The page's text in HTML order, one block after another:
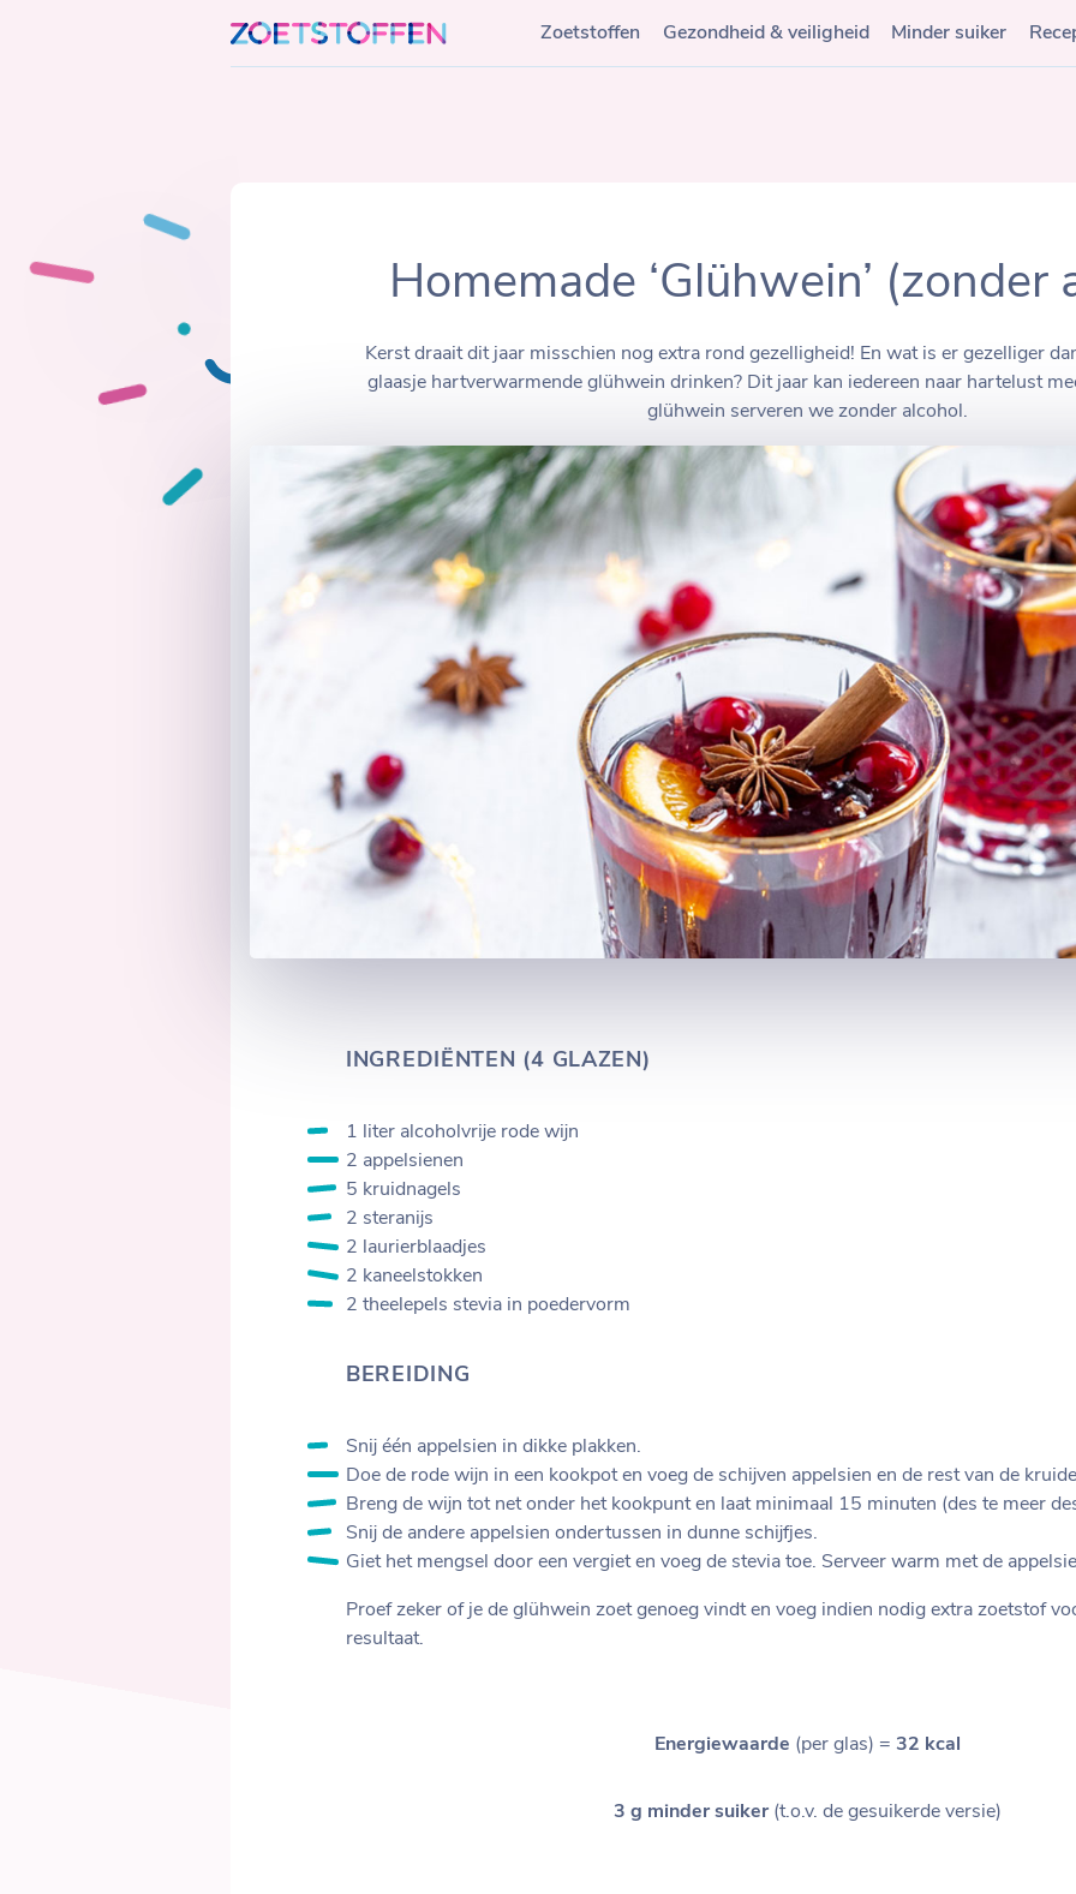
to
content
Zoetstoffen Gezondheid & veiligheid Minder suiker
Homemade ‘Glühwein’ (zonder
Kerst draait dit jaar misschien nog extra rond gezelligheid! En wat is er gezelliger
glaasje hartverwarmende glühwein drinken? Dit jaar kan iedereen naar hartelust
glühwein serveren we zonder alcohol.
INGREDIËNTEN (4 GLAZEN)
1 liter alcoholvrije rode wijn
2 appelsienen
5 kruidnagels
2 steranijs
2 laurierblaadjes
2 kaneelstokken
2 theelepels stevia in poedervorm
BEREIDING
Snij één appelsien in dikke plakken.
Doe de rode wijn in een kookpot en voeg de schijven appelsien en de rest van de
Breng de wijn tot net onder het kookpunt en laat minimaal 15 minuten (des te meer
Snij de andere appelsien ondertussen in dunne schijfjes.
Giet het mengsel door een vergiet en voeg de stevia toe. Serveer warm met de
Proef zeker of je de glühwein zoet genoeg vindt en voeg indien nodig extra zoetstof
resultaat.
Energiewaarde (per glas) = 32 kcal
3 g minder suiker(t.o.v. de gesuikerde versie)